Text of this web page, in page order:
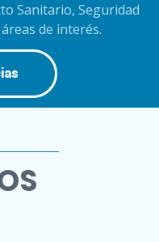
Sanitario, Seguridad
de interés.